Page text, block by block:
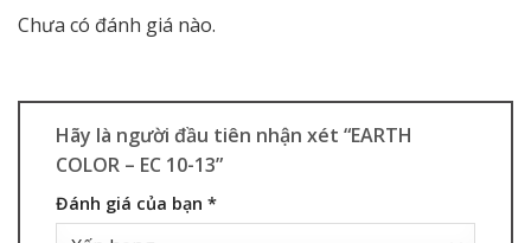
Chưa có đánh giá nào.
Hãy là người đầu tiên nhận xét “EARTH
COLOR – EC 10-13”
Đánh giá của bạn *